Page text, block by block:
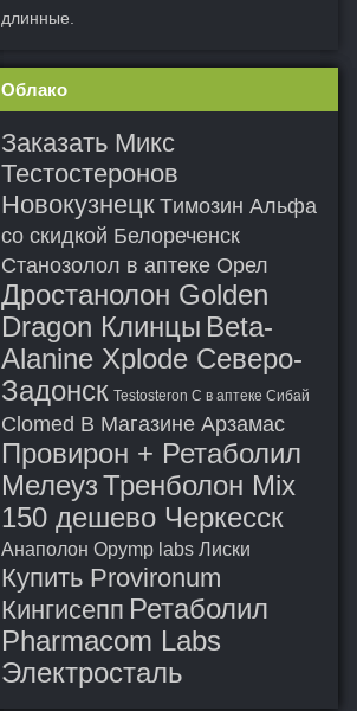
длинные.
Облако
Заказать Микс
Тестостеронов
Новокузнецк Tимозин Альфа
со скидкой Белореченск
Станозолол в аптеке Орел
Дростанолон Golden
Dragon Клинцы Beta-
Alanine Xplode Северо-
Задонск Testosteron C в аптеке Сибай
Clomed В Магазине Арзамас
Провирон + Ретаболил
МелеузТренболон Mix
150 дешево Черкесск
Анаполон Opymp labs Лиски
Купить Provironum
Кингисепп Ретаболил
Pharmacom Labs
Электросталь